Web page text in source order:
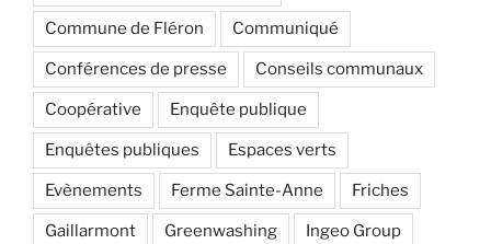
Commune de Fléron Communiqué
Conférences de presse Conseils communaux
Coopérative Enquête publique
Enquêtes publiques Espaces verts
Evènements Ferme Sainte-Anne Friches
Gaillarmont Greenwashing Ingeo Group